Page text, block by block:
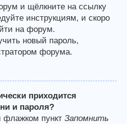
и щёлкните на ссылку
инструкциям, и скоро
на форум.
новый пароль,
форума.
приходится
и пароля?
флажком пункт Запомнить